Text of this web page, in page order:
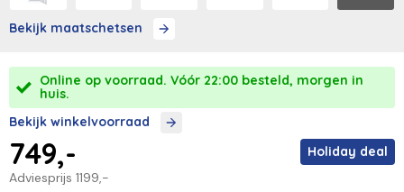
Bekijk maatschetsen
Online op voorraad. Vóór 22:00 besteld, morgen in
huis.
Bekijk winkelvoorraad
Adviesprijs 1199,-
749,- Holiday deal